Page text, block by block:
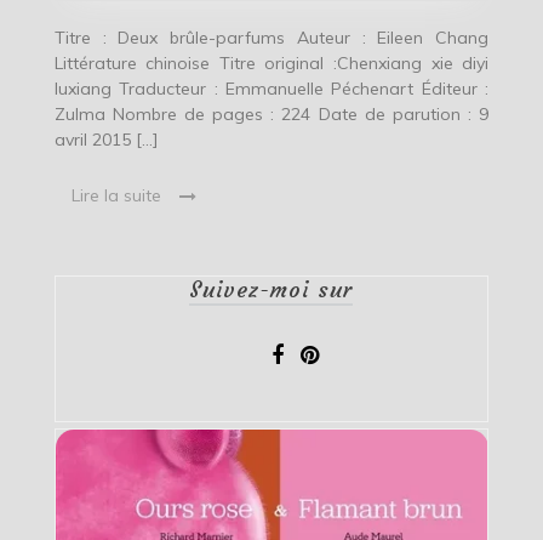
Titre : Deux brûle-parfums Auteur : Eileen Chang
Littérature chinoise Titre original :Chenxiang xie diyi
luxiang Traducteur : Emmanuelle Péchenart Éditeur :
Zulma Nombre de pages : 224 Date de parution : 9
avril 2015 […]
Lire la suite
Suivez-moi sur